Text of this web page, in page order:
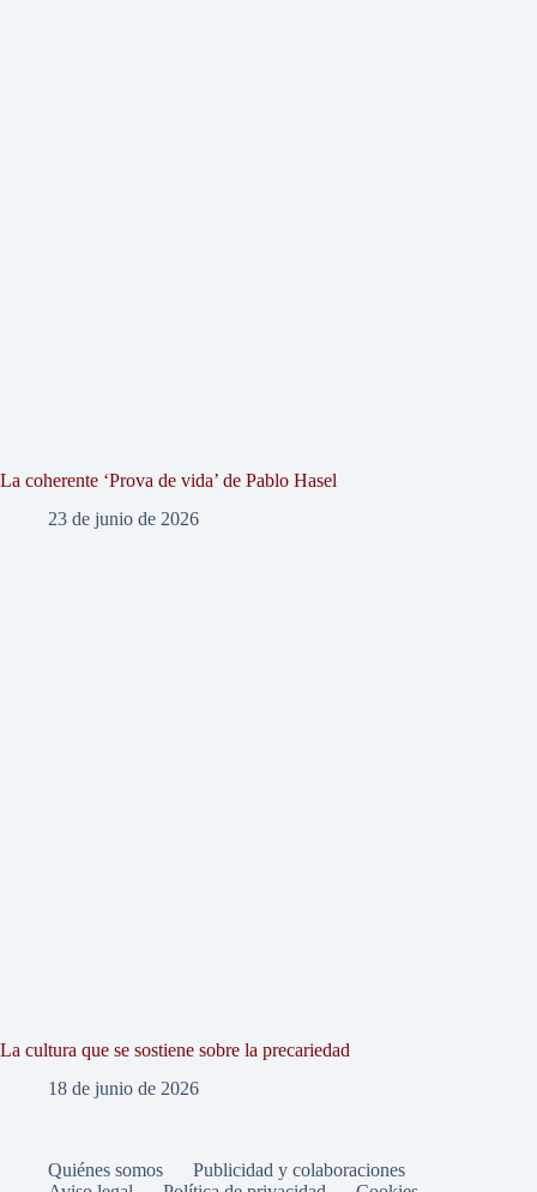
La coherente ‘Prova de vida’ de Pablo Hasel
23 de junio de 2026
La cultura que se sostiene sobre la precariedad
18 de junio de 2026
Quiénes somos
Publicidad y colaboraciones